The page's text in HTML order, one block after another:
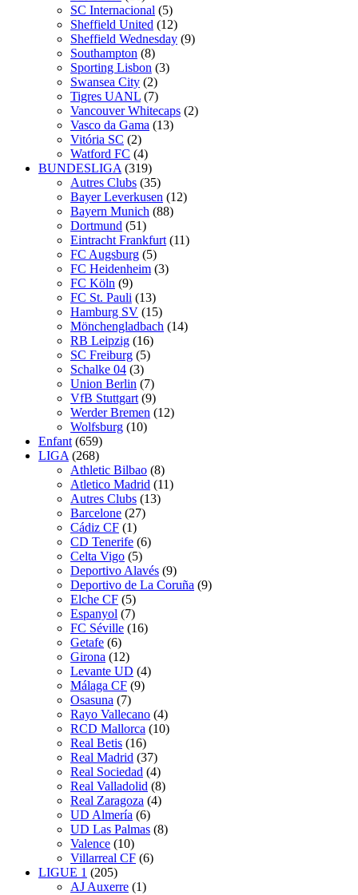
SC Internacional (5)
Sheffield United (12)
Sheffield Wednesday (9)
Southampton (8)
Sporting Lisbon (3)
Swansea City (2)
Tigres UANL (7)
Vancouver Whitecaps (2)
Vasco da Gama (13)
Vitória SC (2)
Watford FC (4)
BUNDESLIGA (319)
Autres Clubs (35)
Bayer Leverkusen (12)
Bayern Munich (88)
Dortmund (51)
Eintracht Frankfurt (11)
FC Augsburg (5)
FC Heidenheim (3)
FC Köln (9)
FC St. Pauli (13)
Hamburg SV (15)
Mönchengladbach (14)
RB Leipzig (16)
SC Freiburg (5)
Schalke 04 (3)
Union Berlin (7)
VfB Stuttgart (9)
Werder Bremen (12)
Wolfsburg (10)
Enfant (659)
LIGA (268)
Athletic Bilbao (8)
Atletico Madrid (11)
Autres Clubs (13)
Barcelone (27)
Cádiz CF (1)
CD Tenerife (6)
Celta Vigo (5)
Deportivo Alavés (9)
Deportivo de La Coruña (9)
Elche CF (5)
Espanyol (7)
FC Séville (16)
Getafe (6)
Girona (12)
Levante UD (4)
Málaga CF (9)
Osasuna (7)
Rayo Vallecano (4)
RCD Mallorca (10)
Real Betis (16)
Real Madrid (37)
Real Sociedad (4)
Real Valladolid (8)
Real Zaragoza (4)
UD Almería (6)
UD Las Palmas (8)
Valence (10)
Villarreal CF (6)
LIGUE 1 (205)
AJ Auxerre (1)